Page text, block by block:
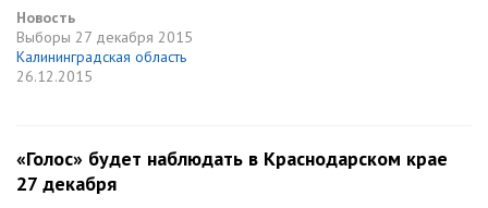
Новость
Выборы 27 декабря 2015
Калининградская область
26.12.2015
«Голос» будет наблюдать в Краснодарском крае
27 декабря